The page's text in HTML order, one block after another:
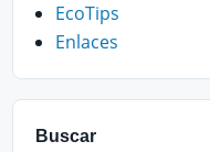
EcoTips
Enlaces
Buscar